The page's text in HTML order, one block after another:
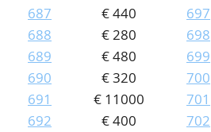
687
€ 440
688
€ 280
689
€ 480
690
€ 320
691
€ 11000
692
€ 400
697
698
699
700
701
702